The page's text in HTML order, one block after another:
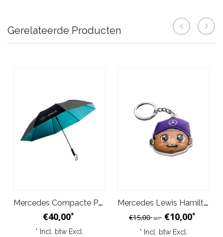
Gerelateerde Producten
Mercedes Compacte Paraplu - Zwart Blauw
€40,00*
* Incl. btw Excl.
Mercedes Lewis Hamilton Karikatuur Sleutelhanger
€15,00SRT €10,00*
* Incl. btw Excl.